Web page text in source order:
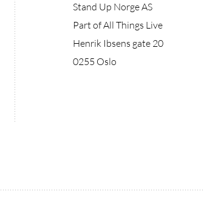
Stand Up Norge AS
Part of All Things Live
Henrik Ibsens gate 20
0255 Oslo